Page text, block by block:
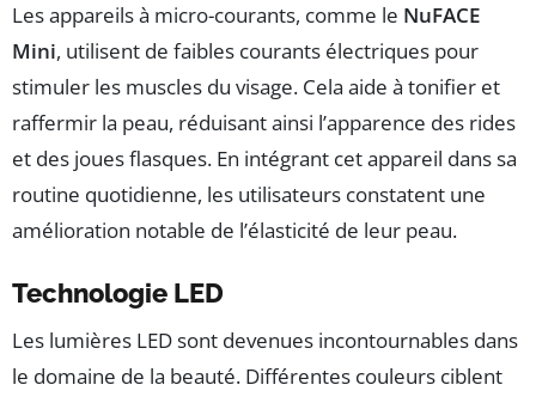
Les appareils à micro-courants, comme le NuFACE
Mini, utilisent de faibles courants électriques pour
stimuler les muscles du visage. Cela aide à tonifier et
raffermir la peau, réduisant ainsi l’apparence des rides
et des joues flasques. En intégrant cet appareil dans sa
routine quotidienne, les utilisateurs constatent une
amélioration notable de l’élasticité de leur peau.
Technologie LED
Les lumières LED sont devenues incontournables dans
le domaine de la beauté. Différentes couleurs ciblent